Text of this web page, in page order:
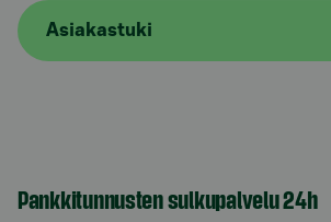
Asiakastuki
Pankkitunnusten sulkupalvelu 24h